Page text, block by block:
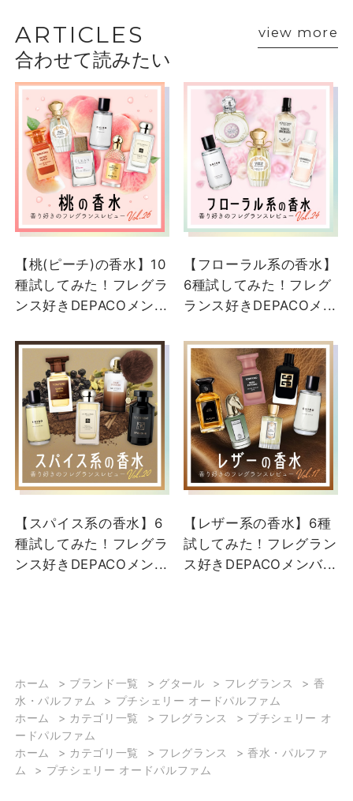
VOICE
ショップスタッフ・ブランド担当者のおすす
めをご紹介
ARTICLES view more
合わせて読みたい
【桃(ピーチ)の香水】10
種試してみた！フレグラ
ンス好きDEPACOメン...
【フローラル系の香水】
6種試してみた！フレグ
ランス好きDEPACOメ...
【スパイス系の香水】6
種試してみた！フレグラ
ンス好きDEPACOメン...
【レザー系の香水】6種
試してみた！フレグラン
ス好きDEPACOメンバ...
ホーム > ブランド一覧 > グタール > フレグランス > 香
水・パルファム
> プチシェリー オードパルファム
ホーム
> カテゴリ一覧 > フレグランス > プチシェリー オ
ードパルファム
ホーム
> カテゴリ一覧 > フレグランス >香水・パルファ
ム
> プチシェリー オードパルファム